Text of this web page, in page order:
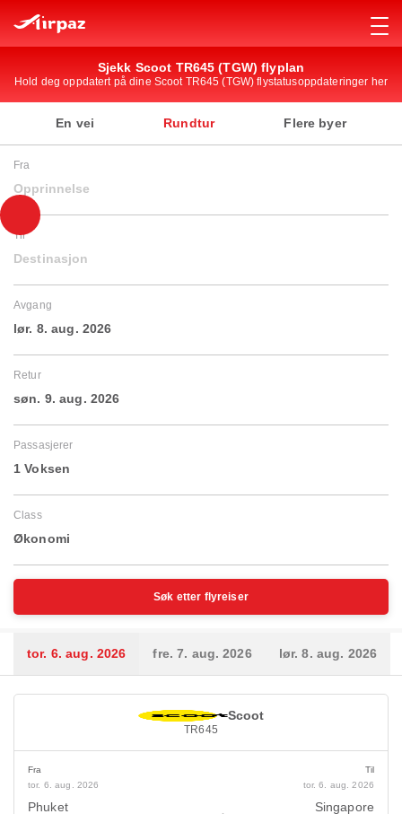
Sjekk Scoot TR645 (TGW) flyplan
Hold deg oppdatert på dine Scoot TR645 (TGW) flystatusoppdateringer her
En vei Rundtur Flere byer
Fra
Opprinnelse
Til
Destinasjon
Avgang
lør. 8. aug. 2026
Retur
søn. 9. aug. 2026
Passasjerer
1 Voksen
Class
Økonomi
Søk etter flyreiser
tor. 6. aug. 2026 fre. 7. aug. 2026 lør. 8. aug. 2026
Scoot
TR645
Fra
tor. 6. aug. 2026
Phuket
Til
tor. 6. aug. 2026
Singapore